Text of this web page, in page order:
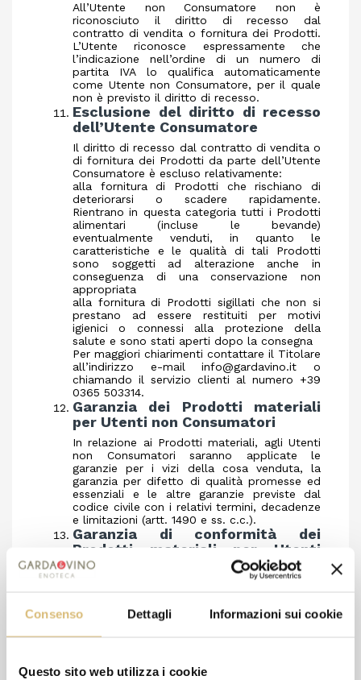
Consenso Dettagli Informazioni sui cookie
Questo sito web utilizza i cookie
All’Utente non Consumatore non è
riconosciuto il diritto di recesso dal
contratto di vendita o fornitura dei Prodotti.
L’Utente riconosce espressamente che
l’indicazione nell’ordine di un numero di
partita IVA lo qualifica automaticamente
come Utente non Consumatore, per il quale
non è previsto il diritto di recesso.
Esclusione del diritto di recesso
dell’Utente Consumatore
Il diritto di recesso dal contratto di vendita o
di fornitura dei Prodotti da parte dell’Utente
Consumatore è escluso relativamente:
alla fornitura di Prodotti che rischiano di
deteriorarsi o scadere rapidamente.
Rientrano in questa categoria tutti i Prodotti
alimentari (incluse le bevande)
eventualmente venduti, in quanto le
caratteristiche e le qualità di tali Prodotti
sono soggetti ad alterazione anche in
conseguenza di una conservazione non
appropriata
alla fornitura di Prodotti sigillati che non si
prestano ad essere restituiti per motivi
igienici o connessi alla protezione della
salute e sono stati aperti dopo la consegna
Per maggiori chiarimenti contattare il Titolare
all’indirizzo e-mailinfo@gardavino.it o
chiamando il servizio clienti al numero +39
0365 503314.
Garanzia dei Prodotti materiali
per Utenti non Consumatori
In relazione ai Prodotti materiali, agli Utenti
non Consumatori saranno applicate le
garanzie per i vizi della cosa venduta, la
garanzia per difetto di qualità promesse ed
essenziali e le altre garanzie previste dal
codice civile con i relativi termini, decadenze
e limitazioni (artt. 1490 e ss. c.c.).
Garanzia di conformità dei
Prodotti materiali per Utenti
Consumatori
Codice del Consumo, per tutti i Prodotti
venduti tramite l’Applicazione che rientrino
nella categoria di ”beni di consumo”, così
anche da assemblare, tranne i) i beni oggetto